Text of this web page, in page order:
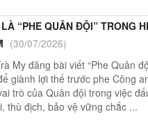
“PHE QUÂN ĐỘI” TRONG
(30/07/2026)
My đăng bài viết “Phe Quân
giành lợi thế trước phe Công
trò của Quân đội trong việc
thù địch, bảo vệ vững chắc ...